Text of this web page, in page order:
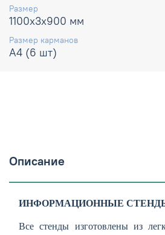
Размер
1100х3х900 мм
Размер карманов
А4 (6 шт)
Описание
ИНФОРМАЦИОННЫЕ
Все стенды изготовлены из